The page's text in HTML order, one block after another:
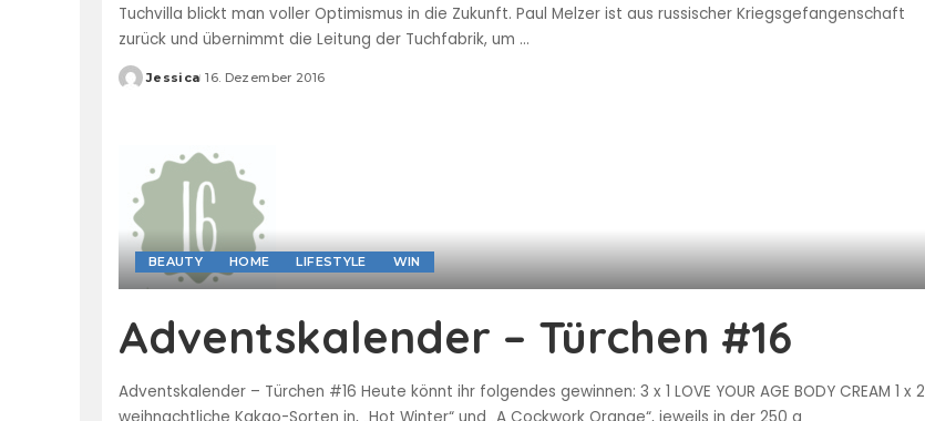
Tuchvilla blickt man voller Optimismus in die Zukunft. Paul Melzer ist aus russischer Kriegsgefangenschaft
zurück und übernimmt die Leitung der Tuchfabrik, um ...
Posted
Jessica 16. Dezember 2016
BEAUTY HOME LIFESTYLE WIN
Adventskalender – Türchen #16
Adventskalender – Türchen #16 Heute könnt ihr folgendes gewinnen: 3 x 1 LOVE YOUR AGE BODY CREAM 1 x 2